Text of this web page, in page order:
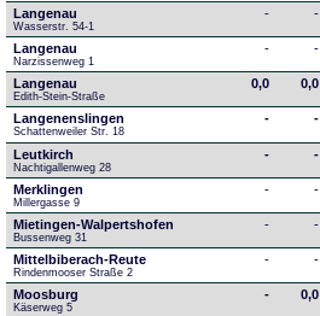
Langenau
Wasserstr. 54-1
- -
Langenau
Narzissenweg 1
- -
Langenau
Edith-Stein-Straße
0,0 0,0
Langenenslingen
Schattenweiler Str. 18
- -
Leutkirch
Nachtigallenweg 28
- -
Merklingen
Millergasse 9
- -
Mietingen-Walpertshofen
Bussenweg 31
- -
Mittelbiberach-Reute
Rindenmooser Straße 2
- -
Moosburg
Käserweg 5
- 0,0